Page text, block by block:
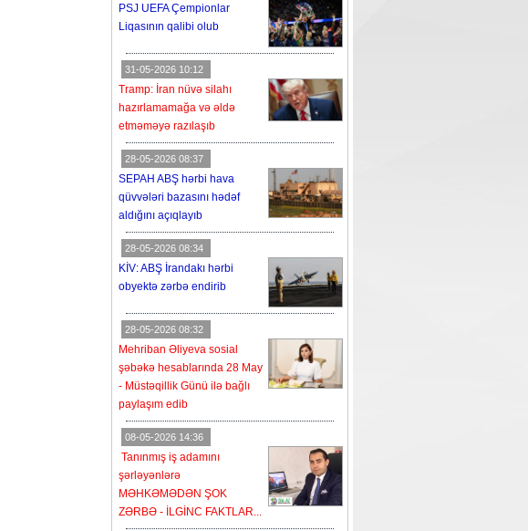
PSJ UEFA Çempionlar
Liqasının qalibi olub
31-05-2026 10:12
Tramp: İran nüvə silahı
hazırlamamağa və əldə
etməməyə razılaşıb
28-05-2026 08:37
SEPAH ABŞ hərbi hava
qüvvələri bazasını hədəf
aldığını açıqlayıb
28-05-2026 08:34
KİV: ABŞ İrandakı hərbi
obyektə zərbə endirib
28-05-2026 08:32
Mehriban Əliyeva sosial
şəbəkə hesablarında 28 May
- Müstəqillik Günü ilə bağlı
paylaşım edib
08-05-2026 14:36
Tanınmış iş adamını
şərləyənlərə
MƏHKƏMƏDƏN ŞOK
ZƏRBƏ - İLGİNC FAKTLAR...